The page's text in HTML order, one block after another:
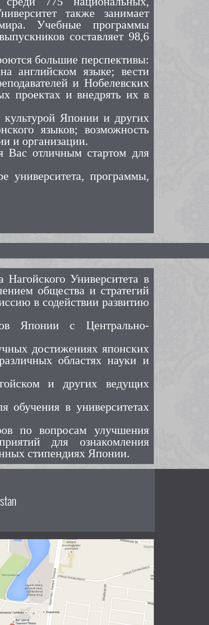
также занимает
Учебные программы
составляет 98,6
большие перспективы:
английском языке; вести
и Нобелевских
проектах и внедрять их в
культурой Японии и других
языков; возможность
и организации.
Вас отличным стартом для
университета, программы,
Нагойского Университета в
общества и стратегий
в содействии развитию
Японии с Центрально-
достижениях японских
областях науки и
и других ведущих
обучения в университетах
по вопросам улучшения
для ознакомления
стипендиях Японии.